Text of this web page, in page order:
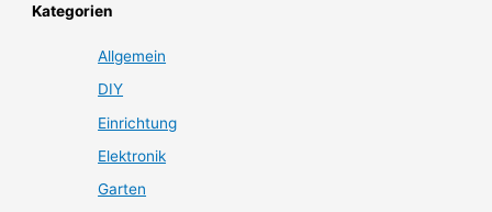
Kategorien
Allgemein
DIY
Einrichtung
Elektronik
Garten